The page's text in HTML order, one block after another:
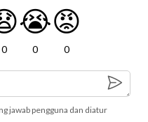
0
😭
0
😡
0
jawab pengguna dan diatur